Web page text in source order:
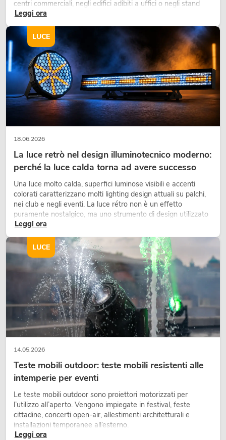
centri commerciali, negli edifici adibiti a uffici o negli stand
fieristici, una vegetazione di alta qualità è ormai parte
Leggi ora
18.06.2026
La luce retrò nel design illuminotecnico moderno:
perché la luce calda torna ad avere successo
Una luce molto calda, superfici luminose visibili e accenti
colorati caratterizzano molti lighting design attuali su palchi,
nei club e negli eventi. La luce rétro non è un effetto
puramente nostalgico, ma uno strumento di design utilizzato
in modo consapevole: crea atmosfera, dona carattere alle
Leggi ora
LUCE
14.05.2026
Teste mobili outdoor: teste mobili resistenti alle
intemperie per eventi
Le teste mobili outdoor sono proiettori motorizzati per
l’utilizzo all’aperto. Vengono impiegate in festival, feste
cittadine, concerti open-air, allestimenti architetturali e
installazioni temporanee all’esterno.
Leggi ora
LUCE